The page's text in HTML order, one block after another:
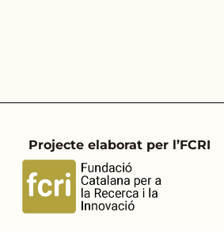
Projecte elaborat per l’FCRI